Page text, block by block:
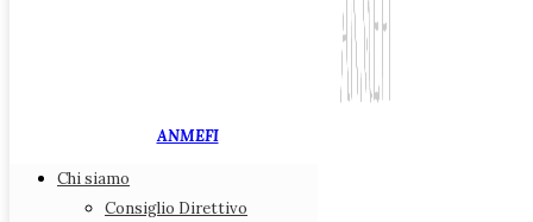
ANMEFI
Chi siamo
Consiglio Direttivo
Associazione Nazionale